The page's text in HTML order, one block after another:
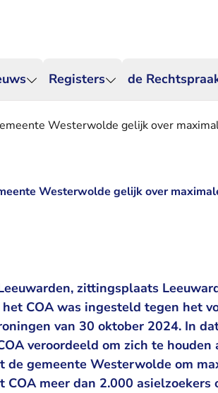
Registers de
Westerwolde gelijk over
Westerwolde gelijk over
zittingsplaats
COA was ingesteld tegen het
van 30 oktober 2024. In
veroordeeld om zich te houden
de gemeente Westerwolde om
COA meer dan 2.000